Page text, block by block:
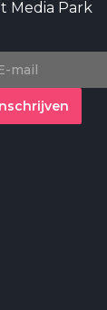
Media Park